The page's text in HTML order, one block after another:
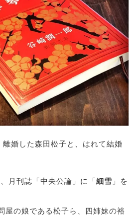
婚した森田松子と、はれて結婚
月刊誌「中央公論」に「細雪 」を
屋の娘である松子ら、四姉妹の裕